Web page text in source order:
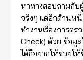
หาทางสอบถามกับ
จริงๆ แต่อีกด้านหนี่
ทำงานเรื่องการตร
Check) ด้วย ข้อมูล
ได้ก็อยากให้ช่วยใ